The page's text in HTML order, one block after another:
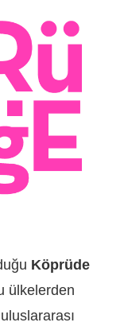
Köprüde
ülkelerden